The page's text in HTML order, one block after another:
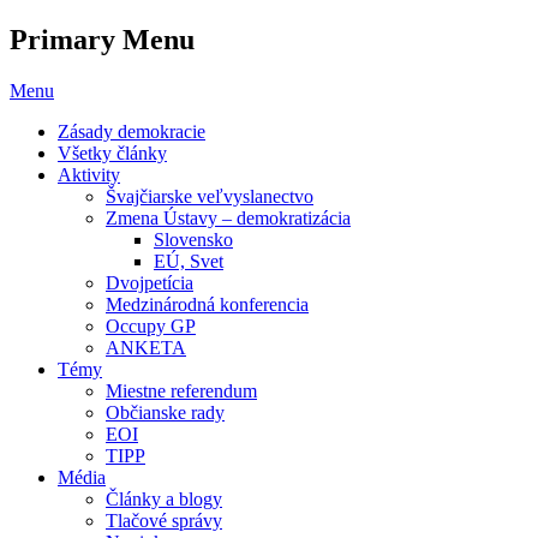
Primary Menu
Skip
content
Menu
Zásady demokracie
Všetky články
Aktivity
Švajčiarske veľvyslanectvo
Zmena Ústavy – demokratizácia
Slovensko
EÚ, Svet
Dvojpetícia
Medzinárodná konferencia
Occupy GP
ANKETA
Témy
Miestne referendum
Občianske rady
EOI
TIPP
Média
Články a blogy
Tlačové správy